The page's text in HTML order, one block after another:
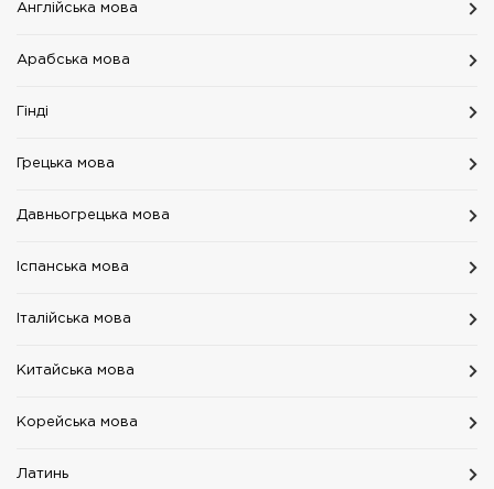
Англійська мова
Арабська мова
Гінді
Грецька мова
Давньогрецька мова
Іспанська мова
Італійська мова
Китайська мова
Корейська мова
Латинь